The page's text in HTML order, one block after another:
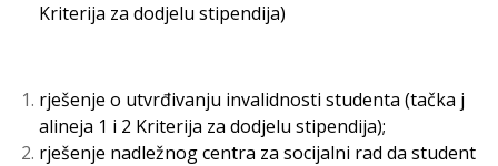
Kriterija za dodjelu stipendija)
rješenje o utvrđivanju invalidnosti studenta (tačka j
alineja 1 i 2 Kriterija za dodjelu stipendija);
rješenje nadležnog centra za socijalni rad da student